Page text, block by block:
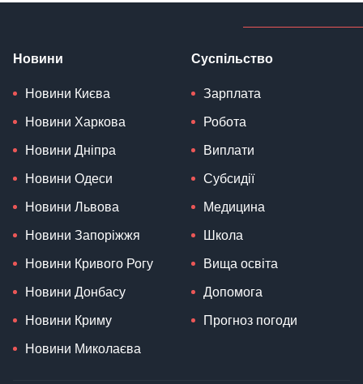
Новини
Новини Києва
Новини Харкова
Новини Дніпра
Новини Одеси
Новини Львова
Новини Запоріжжя
Новини Кривого Рогу
Новини Донбасу
Новини Криму
Новини Миколаєва
Суспільство
Зарплата
Робота
Виплати
Субсидії
Медицина
Школа
Вища освіта
Допомога
Прогноз погоди